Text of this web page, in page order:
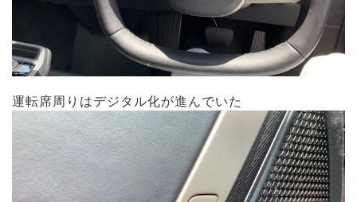
運転席周りはデジタル化が進んでいた